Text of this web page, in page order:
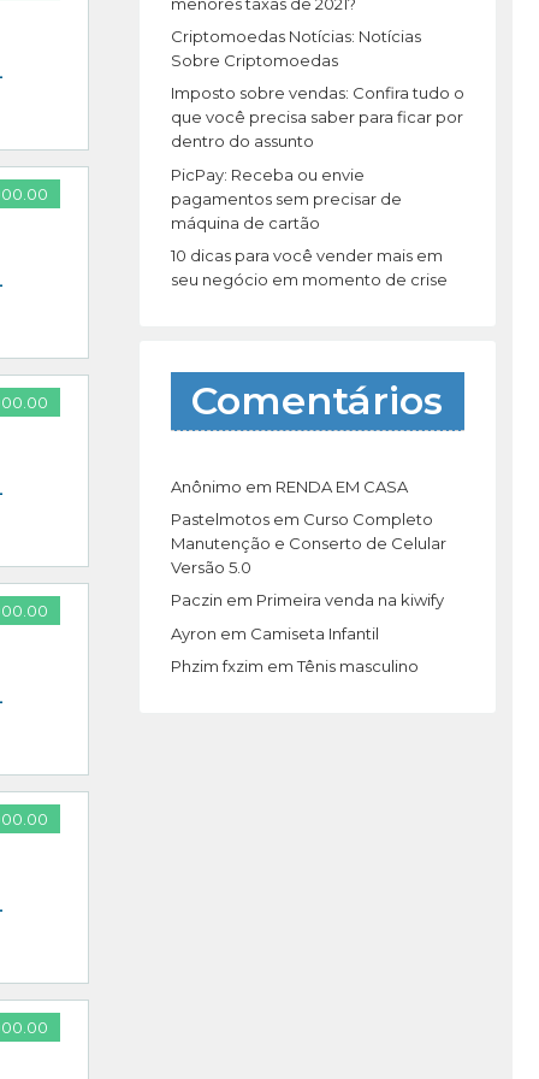
:
Criptomoedas Notícias: Notícias
Sobre Criptomoedas
Imposto sobre vendas: Confira tudo o
que você precisa saber para ficar por
dentro do assunto
PicPay: Receba ou envie
pagamentos sem precisar de
máquina de cartão
10 dicas para você vender mais em
seu negócio em momento de crise
Comentários
Anônimo em RENDA EM CASA
Pastelmotosem Curso Completo
Manutenção e Conserto de Celular
Versão 5.0
Paczin em Primeira venda na kiwify
Ayron em Camiseta Infantil
Phzim fxzim emTênis masculino